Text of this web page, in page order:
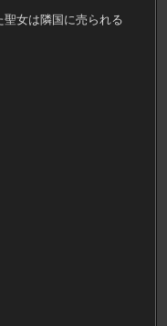
女は隣国に売られる